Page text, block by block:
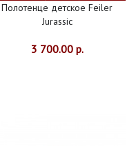
Полотенце детское Feiler
Jurassic
3 700.00 р.